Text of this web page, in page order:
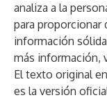
analiza a la
para proporcionar
información
más información,
El texto original
es la versión